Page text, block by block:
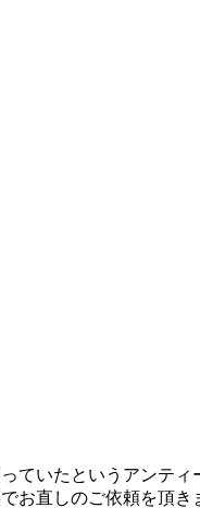
ていたというアンティ
お直しのご依頼を頂き